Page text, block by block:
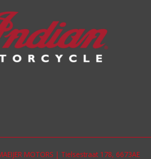
MOTORS | Tielsestraat 178, 6673AE